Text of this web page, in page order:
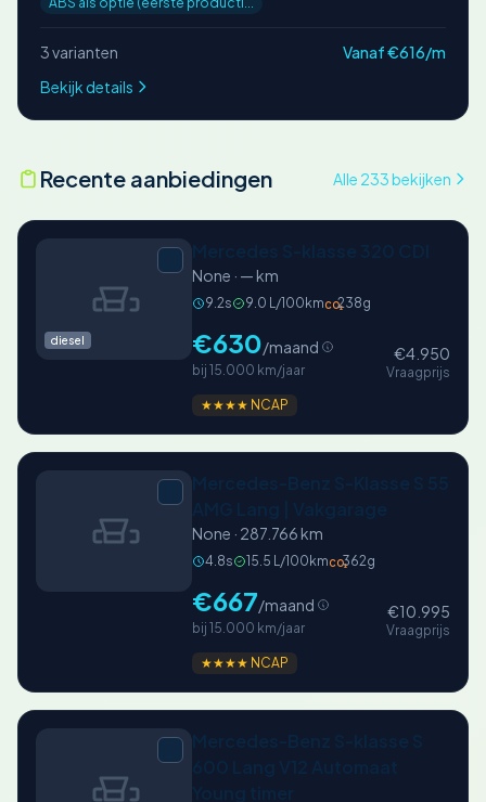
3 varianten
Vanaf €616/m
Bekijk details
Recente aanbiedingen Alle 233 bekijken
diesel
None · — km
9.2s 9.0 L/100kmCO₂238g
€630/maand
bij 15.000 km/jaar
€4.950
Vraagprijs
★★★★ NCAP
None · 287.766 km
4.8s 15.5 L/100kmCO₂362g
€667/maand
bij 15.000 km/jaar
€10.995
Vraagprijs
★★★★ NCAP